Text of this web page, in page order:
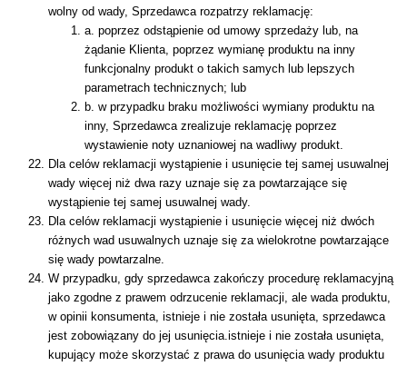
wolny od wady, Sprzedawca rozpatrzy reklamację:
a. poprzez odstąpienie od umowy sprzedaży lub, na
żądanie Klienta, poprzez wymianę produktu na inny
funkcjonalny produkt o takich samych lub lepszych
parametrach technicznych; lub
b. w przypadku braku możliwości wymiany produktu na
inny, Sprzedawca zrealizuje reklamację poprzez
wystawienie noty uznaniowej na wadliwy produkt.
Dla celów reklamacji wystąpienie i usunięcie tej samej usuwalnej
wady więcej niż dwa razy uznaje się za powtarzające się
wystąpienie tej samej usuwalnej wady.
Dla celów reklamacji wystąpienie i usunięcie więcej niż dwóch
różnych wad usuwalnych uznaje się za wielokrotne powtarzające
się wady powtarzalne.
W przypadku, gdy sprzedawca zakończy procedurę reklamacyjną
jako zgodne z prawem odrzucenie reklamacji, ale wada produktu,
w opinii konsumenta, istnieje i nie została usunięta, sprzedawca
jest zobowiązany do jej usunięcia.istnieje i nie została usunięta,
kupujący może skorzystać z prawa do usunięcia wady produktu